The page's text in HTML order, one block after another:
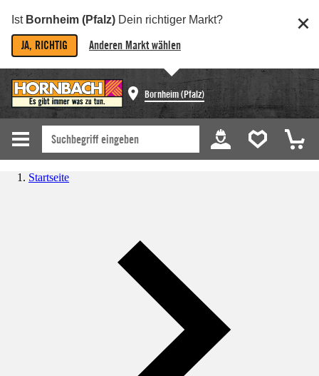
Ist Bornheim (Pfalz) Dein richtiger Markt?
JA, RICHTIG Anderen Markt wählen
Bornheim (Pfalz)
Startseite